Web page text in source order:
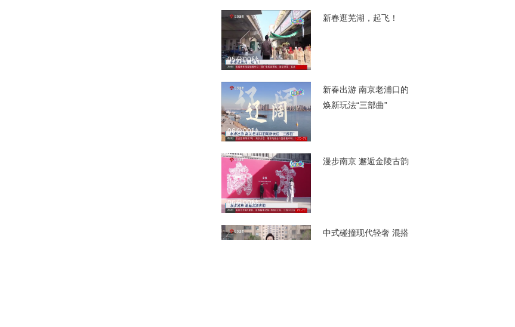
05分00秒
新春逛芜湖，起飞！
06分00秒
新春出游 南京老浦口的
焕新玩法“三部曲”
06分00秒
漫步南京 邂逅金陵古韵
中式碰撞现代轻奢 混搭